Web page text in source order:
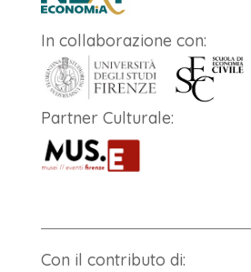
In collaborazione con:
Partner Culturale:
Con il contributo di: